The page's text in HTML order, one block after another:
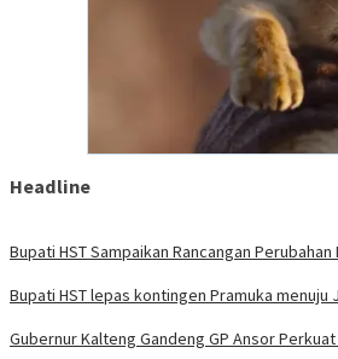
Headline
Bupati HST Sampaikan Rancangan Perubahan
Bupati HST lepas kontingen Pramuka menuju
Gubernur Kalteng Gandeng GP Ansor